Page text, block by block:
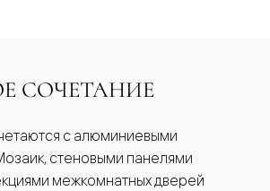
СОЧЕТАНИЕ
с алюминиевыми
стеновыми панелями
межкомнатных дверей